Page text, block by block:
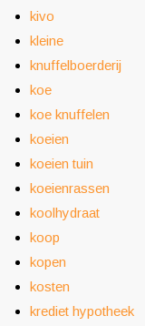
kivo
kleine
knuffelboerderij
koe
koe knuffelen
koeien
koeien tuin
koeienrassen
koolhydraat
koop
kopen
kosten
krediet hypotheek